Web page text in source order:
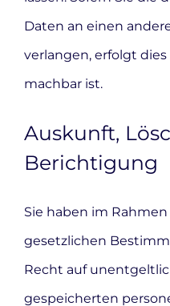
Daten an einen
verlangen, erfolgt
machbar ist.
Auskunft,
Berichtigung
Sie haben im
gesetzlichen
Recht auf
gespeicherten